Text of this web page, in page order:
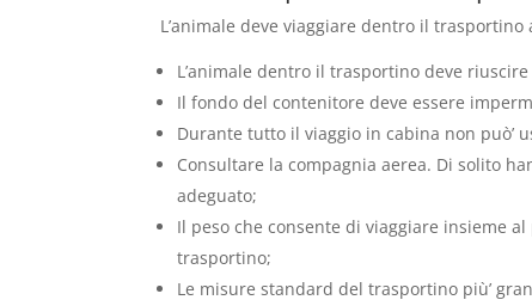
L’animale deve viaggiare dentro il
L’animale dentro il trasportino deve
Il fondo del contenitore deve essere
Durante tutto il viaggio in cabina non può’
Consultare la compagnia aerea. Di solito
adeguato;
Il peso che consente di viaggiare insieme
trasportino;
Le misure standard del trasportino più’